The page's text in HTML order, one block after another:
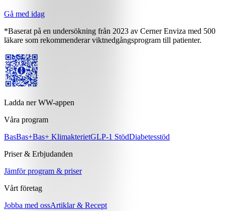
Gå med idag
*Baserat på en undersökning från 2023 av Cerner Enviza med 500
läkare som rekommenderar viktnedgångsprogram till patienter.
Ladda ner WW-appen
Våra program
BasBas+Bas+ KlimakterietGLP-1 StödDiabetesstöd
Priser & Erbjudanden
Jämför program & priser
Vårt företag
Jobba med ossArtiklar & Recept